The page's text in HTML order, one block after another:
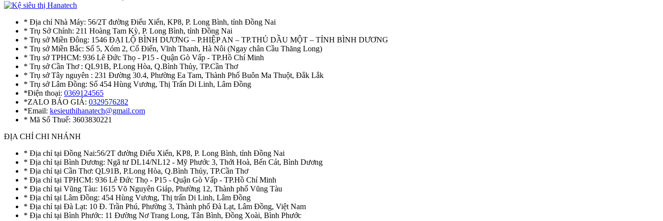
* Địa chỉ Nhà Máy: 56/2T đường Điểu Xiển, KP8, P. Long Bình, tỉnh Đồng Nai
* Trụ Sở Chính: 211 Hoàng Tam Kỳ, P. Long Bình, tỉnh Đồng Nai
* Trụ sở Miền Đông: 1546 ĐẠI LỘ BÌNH DƯƠNG – P.HIỆP AN – TP.THỦ DẦU MỘT – TỈNH BÌNH DƯƠNG
* Trụ sở Miền Bắc: Số 5, Xóm 2, Cổ Điển, Vĩnh Thanh, Hà Nôi (Ngay chân Cầu Thăng Long)
* Trụ sở TPHCM: 936 Lê Đức Thọ - P15 - Quận Gò Vấp - TP.Hồ Chí Minh
* Trụ sở Cần Thơ : QL91B, P.Long Hòa, Q.Bình Thủy, TP.Cần Thơ
* Trụ sở Tây nguyên : 231 Đường 30.4, Phường Ea Tam, Thành Phố Buôn Ma Thuột, Đắk Lắk
* Trụ sở Lâm Đồng: Số 454 Hùng Vương, Thị Trấn Di Linh, Lâm Đồng
*Điện thoại: 0369124565
*ZALO BÁO GIÁ: 0329576282
*Email: kesieuthihanatech@gmail.com
* Mã Số Thuế: 3603830221
ĐỊA CHỈ CHI NHÁNH
* Địa chỉ tại Đồng Nai:56/2T đường Điểu Xiển, KP8, P. Long Bình, tỉnh Đồng Nai
* Địa chỉ tại Bình Dương: Ngã tư DL14/NL12 - Mỹ Phước 3, Thới Hoà, Bến Cát, Bình Dương
* Địa chỉ tại Cần Thơ: QL91B, P.Long Hòa, Q.Bình Thủy, TP.Cần Thơ
* Địa chỉ tại TPHCM: 936 Lê Đức Thọ - P15 - Quận Gò Vấp - TP.Hồ Chí Minh
* Địa chỉ tại Vũng Tàu: 1615 Võ Nguyên Giáp, Phường 12, Thành phố Vũng Tàu
* Địa chỉ tại Lâm Đồng: 454 Hùng Vương, Thị trấn Di Linh, Lâm Đồng
* Địa chỉ tại Đà Lạt: 10 Đ. Trần Phú, Phường 3, Thành phố Đà Lạt, Lâm Đồng, Việt Nam
* Địa chỉ tại Bình Phước: 11 Đường Nơ Trang Long, Tân Bình, Đồng Xoài, Bình Phước